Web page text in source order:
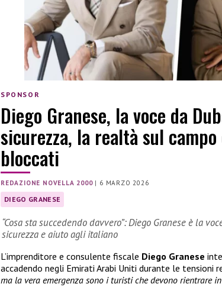
SPONSOR
Diego Granese, la voce da
sicurezza, la realtà sul
bloccati
REDAZIONE NOVELLA 2000| 6 MARZO 2026
DIEGO GRANESE
“Cosa sta succedendo davvero”: Diego Granese è la
sicurezza e aiuto agli italiano
L’imprenditore e consulente fiscale Diego Granese
accadendo negli Emirati Arabi Uniti durante le tensioni
ma la vera emergenza sono i turisti che devono rientrare